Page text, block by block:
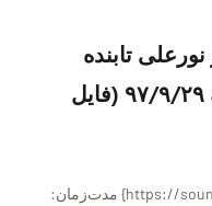
تابنده
مجذوبعليشاه – صبح پنجشنبه ۹۷/۹/۲۹ (فایل
{https://soundcloud.com/majzooban/iyeteqpkifdo} مدت‌زمان: